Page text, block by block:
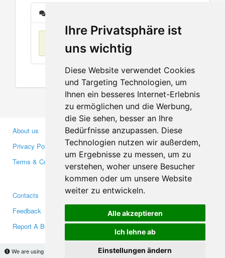
Ihre Privatsphäre ist
uns wichtig
Diese Website verwendet Cookies
und Targeting Technologien, um
Ihnen ein besseres Internet-Erlebnis
zu ermöglichen und die Werbung,
die Sie sehen, besser an Ihre
Bedürfnisse anzupassen. Diese
Technologien nutzen wir außerdem,
um Ergebnisse zu messen, um zu
verstehen, woher unsere Besucher
kommen oder um unsere Website
weiter zu entwickeln.
Alle akzeptieren
Ich lehne ab
Einstellungen ändern
We are using cookies to provide statistics that help us give you the best experience of
No items found
About us
Privacy Policy
Terms & Conditions
Business Partners
Investors
Media
Contacts
Feedback
Report A Bug
Facebook
Twitter
YouTube
Google+